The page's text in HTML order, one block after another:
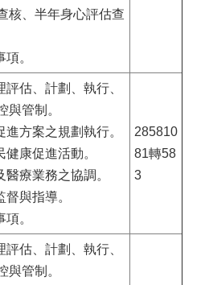
核、半年身心評估查
。
估、計劃、執行、
與管制。
方案之規劃執行。
康促進活動。
療業務之協調。
與指導。
。
285810
81轉58
3
估、計劃、執行、
與管制。